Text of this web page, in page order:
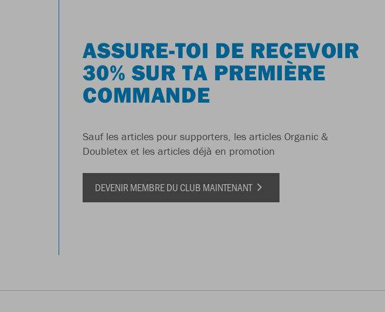
ASSURE-TOI DE RECEVOIR
30% SUR TA PREMIÈRE
COMMANDE
Sauf les articles pour supporters, les articles Organic &
Doubletex et les articles déjà en promotion
DEVENIR MEMBRE DU CLUB MAINTENANT